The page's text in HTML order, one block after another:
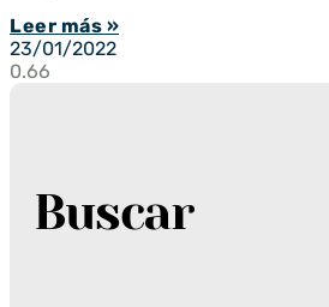
Leer más »
23/01/2022
Buscar